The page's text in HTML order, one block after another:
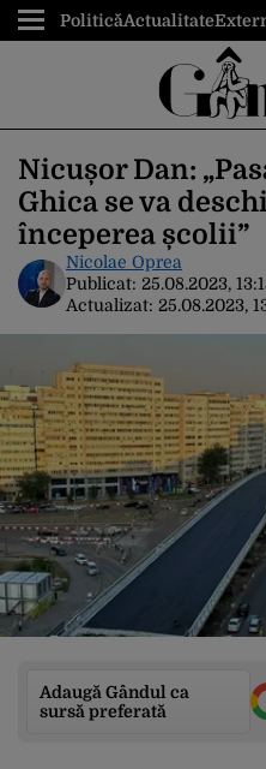
PoliticăActualitate
Nicușor Dan:
Ghica se va
începerea școlii”
Nicolae Oprea
Publicat: 25.08.2023,
Actualizat: 25.08.2023,
Adaugă Gândul ca
sursă preferată